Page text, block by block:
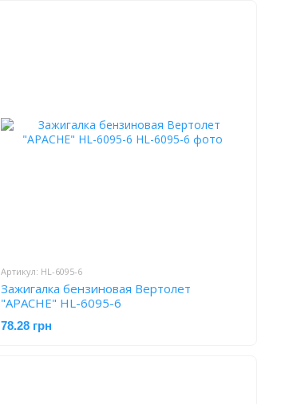
Артикул: HL-6095-6
Зажигалка бензиновая Вертолет
"APACHE" HL-6095-6
78.28 грн